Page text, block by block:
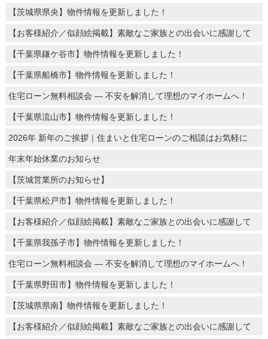
【茨城県県央】物件情報を更新しました！
【お客様紹介／似顔絵掲載】素敵なご家族との出会いに感謝して
【千葉県鎌ケ谷市】物件情報を更新しました！
【千葉県船橋市】物件情報を更新しました！
住宅ローン無料相談会 ― 不安を解消して理想のマイホームへ！
【千葉県流山市】物件情報を更新しました！
2026年 新年のご挨拶｜住まいと住宅ローンのご相談はお気軽に
年末年始休業のお知らせ
【茨城営業所のお知らせ】
【千葉県松戸市】物件情報を更新しました！
【お客様紹介／似顔絵掲載】素敵なご家族との出会いに感謝して
【千葉県我孫子市】物件情報を更新しました！
住宅ローン無料相談会 ― 不安を解消して理想のマイホームへ！
【千葉県野田市】物件情報を更新しました！
【茨城県県南】物件情報を更新しました！
【お客様紹介／似顔絵掲載】素敵なご家族との出会いに感謝して